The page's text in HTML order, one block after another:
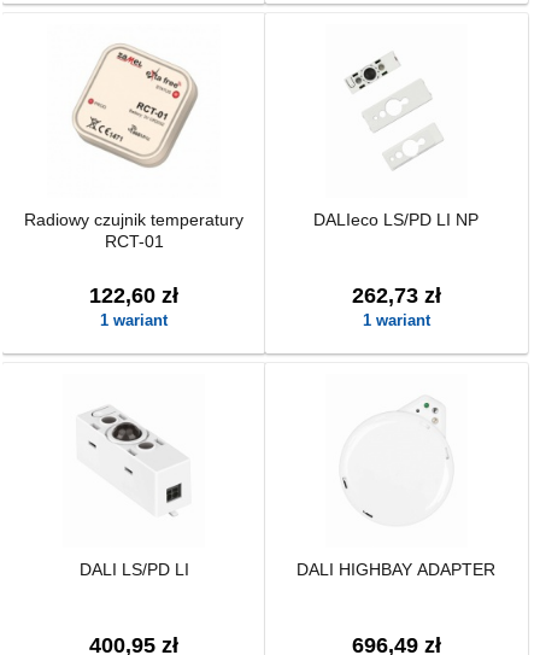
Radiowy czujnik temperatury
RCT-01
122,60 zł
1 wariant
DALIeco LS/PD LI NP
262,73 zł
1 wariant
DALI LS/PD LI
400,95 zł
DALI HIGHBAY ADAPTER
696,49 zł